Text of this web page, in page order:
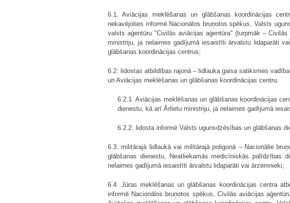
6.1. Aviācijas meklēšanas un glābšanas koordinācijas
nekavējoties informē Nacionālos bruņotos spēkus, Valsts
valsts aģentūru "Civilās aviācijas aģentūra" (turpmāk –
ministriju, ja nelaimes gadījumā iesaistīti ārvalstu lidaparāti
glābšanas koordinācijas centrus;
6.2. lidostas atbildības rajonā – lidlauka gaisa satiksmes
un Aviācijas meklēšanas un glābšanas koordinācijas centru:
6.2.1. Aviācijas meklēšanas un glābšanas koordinācijas
dienestu, kā arī Ārlietu ministriju, ja nelaimes gadījumā
6.2.2. lidosta informē Valsts ugunsdzēsības un glābšanas
6.3. militārajā lidlaukā vai militārajā poligonā – Nacionālie
glābšanas dienestu, Neatliekamās medicīniskās
nelaimes gadījumā iesaistīti ārvalstu lidaparāti vai ārzemnieki;
6.4. Jūras meklēšanas un glābšanas koordinācijas centra
informē Nacionālos bruņotos spēkus, Civilās aviācijas